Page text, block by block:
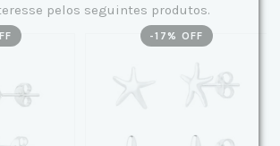
pelos seguintes produtos.
-17 % OFF